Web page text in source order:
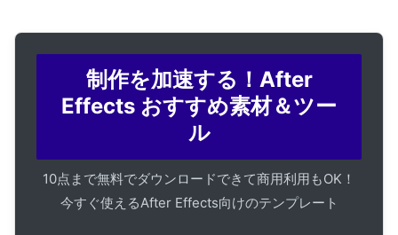
制作を加速する！After
Effects おすすめ素材＆ツー
ル
10点まで無料でダウンロードできて商用利用もOK！
今すぐ使えるAfter Effects向けのテンプレート